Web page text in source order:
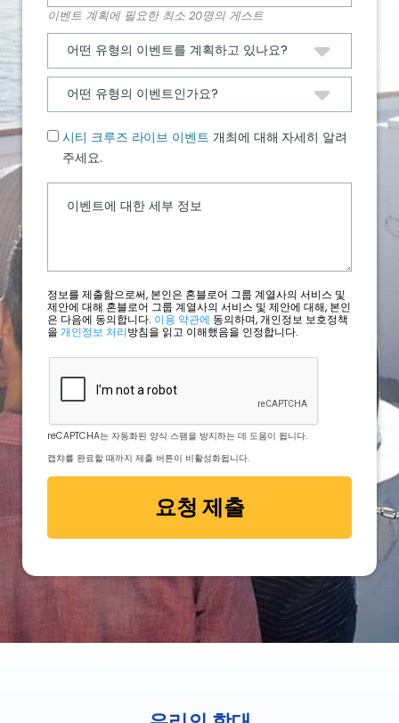
이벤트 계획에 필요한 최소 20명의 게스트
시티 크루즈 라이브 이벤트 개최에 대해 자세히 알려
주세요.
정보를 제출함으로써, 본인은 혼블로어 그룹 계열사의 서비스 및
제안에 대해 혼블로어 그룹 계열사의 서비스 및 제안에 대해, 본인
은 다음에 동의합니다. 이용 약관에 동의하며, 개인정보 보호정책
을 개인정보 처리방침을 읽고 이해했음을 인정합니다.
reCAPTCHA는 자동화된 양식 스팸을 방지하는 데 도움이 됩니다.
캡챠를 완료할 때까지 제출 버튼이 비활성화됩니다.